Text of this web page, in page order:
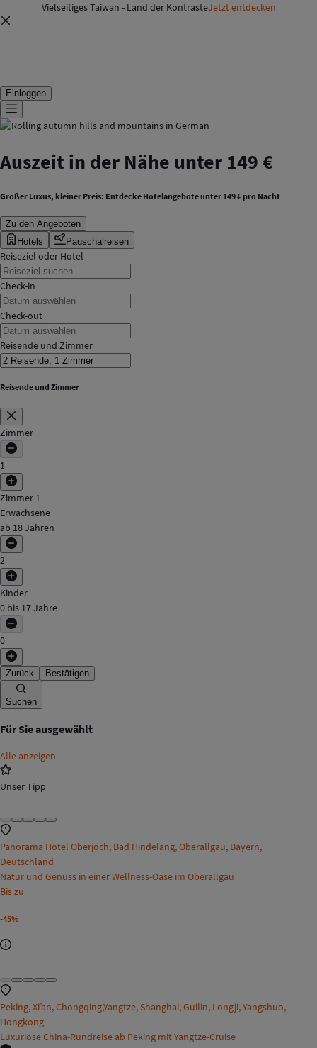
Vielseitiges Taiwan - Land der KontrasteJetzt entdecken
Einloggen
Auszeit in der Nähe unter 149 €
Großer Luxus, kleiner Preis: Entdecke Hotelangebote unter 149 € pro Nacht
Zu den Angeboten
Hotels
Pauschalreisen
Reiseziel oder Hotel
Check-in
Check-out
Reisende und Zimmer
Reisende und Zimmer
Zimmer
1
Zimmer 1
Erwachsene
ab 18 Jahren
2
Kinder
0 bis 17 Jahre
0
Zurück Bestätigen
Suchen
Für Sie ausgewählt
Alle anzeigen
Unser Tipp
Panorama Hotel Oberjoch, Bad Hindelang, Oberallgäu, Bayern,
Deutschland
Natur und Genuss in einer Wellness-Oase im Oberallgäu
Bis zu
-45%
Peking, Xi’an, Chongqing,Yangtze, Shanghai, Guilin, Longji, Yangshuo,
Hongkong
Luxuriöse China-Rundreise ab Peking mit Yangtze-Cruise